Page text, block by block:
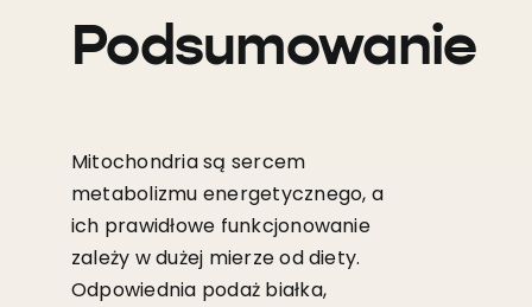
Podsumowanie
Mitochondria są sercem
metabolizmu energetycznego, a
ich prawidłowe funkcjonowanie
zależy w dużej mierze od diety.
Odpowiednia podaż białka,